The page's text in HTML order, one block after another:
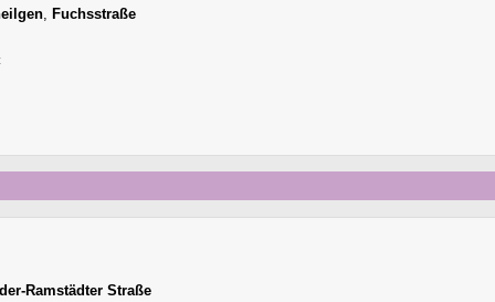
, Fuchsstraße
Ramstädter Straße